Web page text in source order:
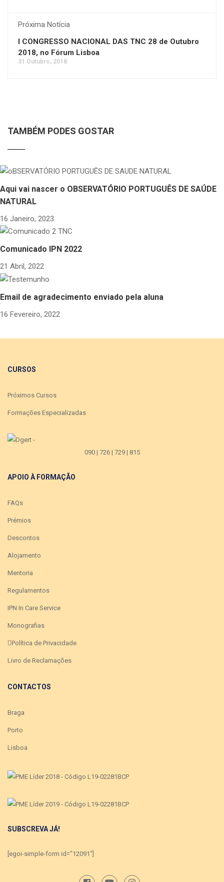
Próxima Notícia
I CONGRESSO NACIONAL DAS TNC 28 de Outubro
2018, no Fórum Lisboa
31 Outubro, 2018
TAMBÉM PODES GOSTAR
Aqui vai nascer o OBSERVATÓRIO PORTUGUÊS DE SAÚDE
NATURAL
16 Janeiro, 2023
Comunicado IPN 2022
21 Abril, 2022
Email de agradecimento enviado pela aluna
16 Fevereiro, 2022
CURSOS
Próximos Cursos
Formações Especializadas
090 | 726 | 729 | 815
APOIO À FORMAÇÃO
FAQs
Prémios
Descontos
Alojamento
Mentoria
Regulamentos
IPN In Care Service
Monografias
Política de Privacidade
Livro de Reclamações
CONTACTOS
Braga
Porto
Lisboa
SUBSCREVA JÁ!
[egoi-simple-form id="12091"]